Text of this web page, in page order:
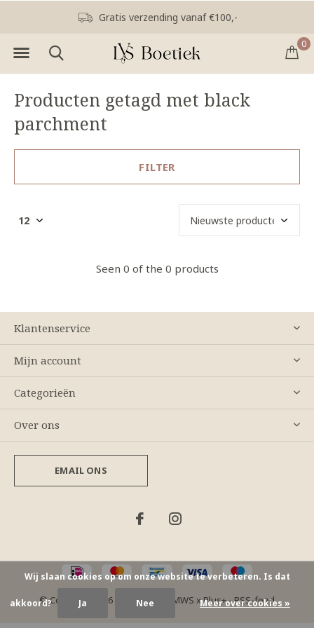
0
Gratis verzending vanaf €100,-
Producten getagd met black
parchment
FILTER
Seen 0 of the 0 products
Klantenservice
Mijn account
Categorieën
Over ons
EMAIL ONS
© Copyright 2026 - Theme By DMWS xPlus+-RSS-feed
Wij slaan cookies op om onze website te verbeteren. Is dat
akkoord? Ja Nee Meer over cookies »